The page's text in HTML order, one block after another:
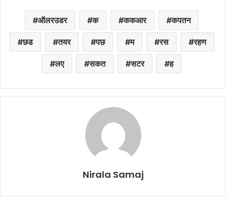
ऑलरउडर क ककआर कपतन
छड तयर पछ म रस रहण
लए सकत सटर ह
Nirala Samaj